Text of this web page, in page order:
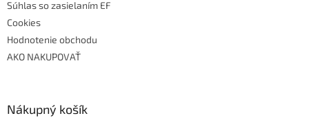
Súhlas so zasielaním EF
Cookies
Hodnotenie obchodu
AKO NAKUPOVAŤ
Nákupný košík